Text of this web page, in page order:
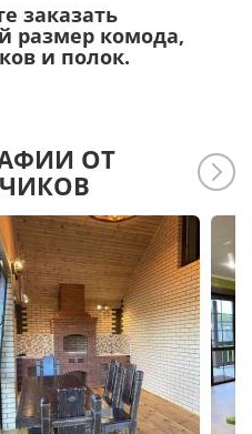
заказать
размер комода,
и полок.
ОТ